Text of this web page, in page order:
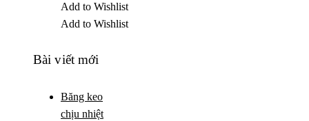
Add to Wishlist
Add to Wishlist
Bài viết mới
Băng keo
chịu nhiệt